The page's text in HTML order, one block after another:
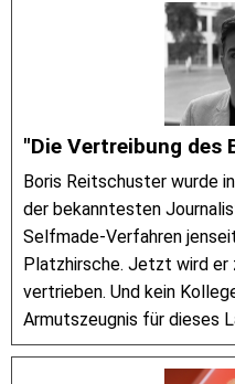
"Die Vertreibung des
Boris Reitschuster wurde
der bekanntesten
Selfmade-Verfahren
Platzhirsche. Jetzt wird er
vertrieben. Und kein
Armutszeugnis für dieses